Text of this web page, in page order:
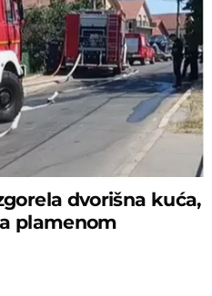
dvorišna kuća,
plamenom